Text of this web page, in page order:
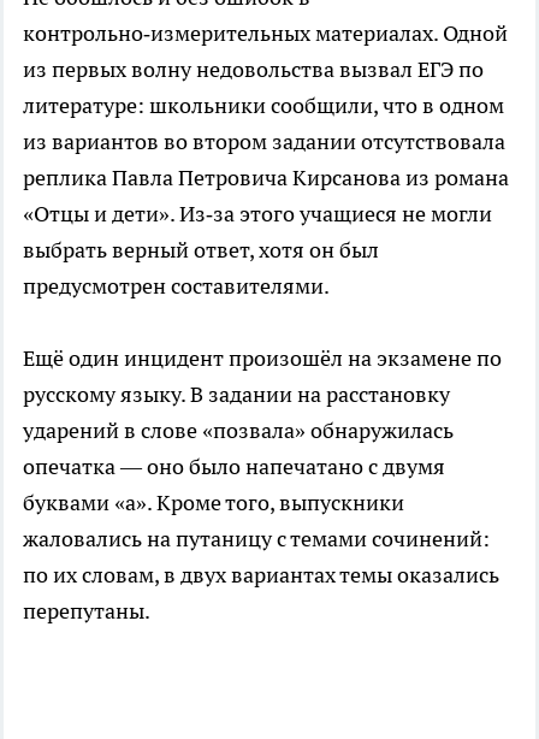
контрольно‑измерительных материалах. Одной
из первых волну недовольства вызвал ЕГЭ по
литературе: школьники сообщили, что в одном
из вариантов во втором задании отсутствовала
реплика Павла Петровича Кирсанова из романа
«Отцы и дети». Из‑за этого учащиеся не могли
выбрать верный ответ, хотя он был
предусмотрен составителями.
Ещё один инцидент произошёл на экзамене по
русскому языку. В задании на расстановку
ударений в слове «позвала» обнаружилась
опечатка — оно было напечатано с двумя
буквами «а». Кроме того, выпускники
жаловались на путаницу с темами сочинений:
по их словам, в двух вариантах темы оказались
перепутаны.